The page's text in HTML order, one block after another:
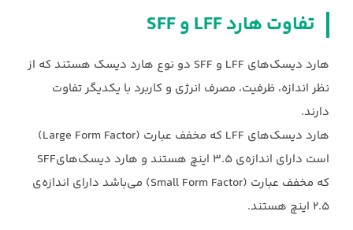
تفاوت هارد LFF و SFF
هارد دیسک‌های LFF و SFF دو نوع هارد دیسک هستند که از
نظر اندازه، ظرفیت، مصرف ‏انرژی و کاربرد با یکدیگر تفاوت
دارند.‏
هارد دیسک‌های LFF که مخفف عبارت (Large Form Factor)
است دارای اندازه‌ی 3.5 ‏اینچ هستند و هارد دیسک‌هایSFF
که مخفف عبارت (Small Form Factor) می‌باشد دارای ‏اندازه‌ی
2.5 اینچ هستند.